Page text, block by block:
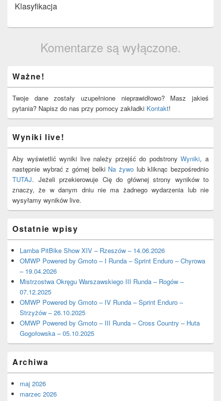
Klasyfikacja
Komentarze są wyłączone.
Sidebar
Widget
Area
Ważne!
Twoje dane zostały uzupełnione nieprawidłowo? Masz jakieś
pytania? Napisz do nas przy pomocy zakładki Kontakt!
Wyniki live!
Aby wyświetlić wyniki live należy przejść do podstronyWyniki, a
następnie wybrać z górnej belki Na żywo lub kliknąc bezpośrednio
TUTAJ. Jeżeli przekierowuje Cię do głównej strony wyników to
znaczy, że w danym dniu nie ma żadnego wydarzenia lub nie
wysyłamy wyników live.
Ostatnie wpisy
Lamba PitBike Show XIV – Rzeszów – 14.06.2026
OMWP Powered by Gmoto – I Runda – Sprint Enduro – Chyrowa
– 19.04.2026
Mistrzostwa Okręgu Warszawskiego III Runda – Rogów –
07.12.2025
OMWP Powered by Gmoto – IV Runda – Sprint Enduro –
Strzyżów – 26.10.2025
OMWP Powered by Gmoto – III Runda – Cross Country – Huta
Gogołowska – 05.10.2025
Archiwa
maj 2026
marzec 2026